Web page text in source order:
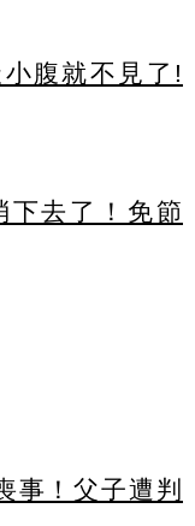
腹就不見了!
去了！免節
事！父子遭判